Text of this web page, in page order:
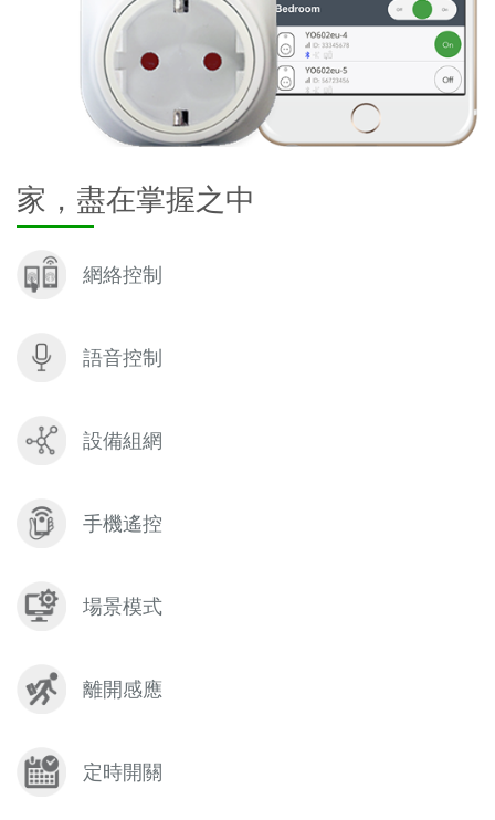
家，盡在掌握之中
網絡控制
語音控制
設備組網
手機遙控
場景模式
離開感應
定時開關